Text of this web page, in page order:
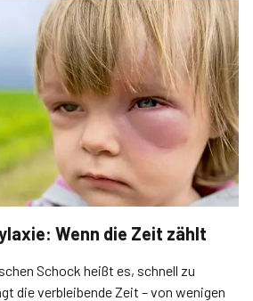
Wenn die Zeit zählt
Schock heißt es, schnell zu
die verbleibende Zeit – von wenigen